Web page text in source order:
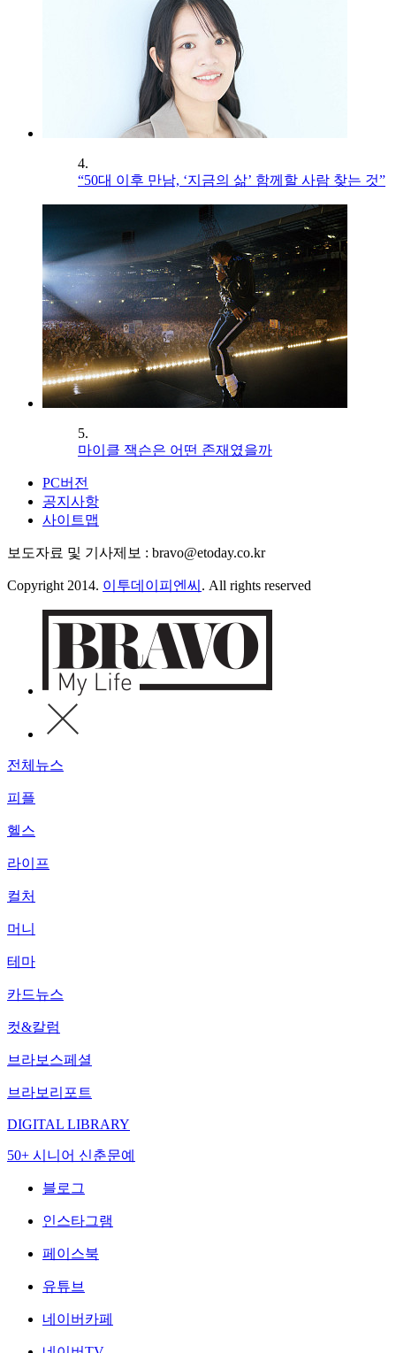
4.
“50대 이후 만남, ‘지금의 삶’ 함께할 사람 찾는 것”
5.
마이클 잭슨은 어떤 존재였을까
PC버전
공지사항
사이트맵
보도자료 및 기사제보 : bravo@etoday.co.kr
Copyright 2014. 이투데이피엔씨 . All rights reserved
전체뉴스
피플
헬스
라이프
컬처
머니
테마
카드뉴스
컷&칼럼
브라보스페셜
브라보리포트
DIGITAL LIBRARY
50+ 시니어 신춘문예
블로그
인스타그램
페이스북
유튜브
네이버카페